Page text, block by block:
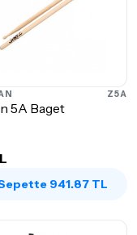
Z5A
5A Baget
941.87 TL